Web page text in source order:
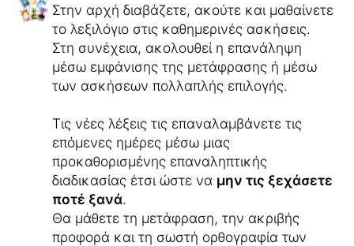
Στην αρχή διαβάζετε, ακούτε και μαθαίνετε
το λεξιλόγιο στις καθημερινές ασκήσεις.
Στη συνέχεια, ακολουθεί η επανάληψη
μέσω εμφάνισης της μετάφρασης ή μέσω
των ασκήσεων πολλαπλής επιλογής.
Τις νέες λέξεις τις επαναλαμβάνετε τις
επόμενες ημέρες μέσω μιας
προκαθορισμένης επαναληπτικής
διαδικασίας έτσι ώστε να μην τις ξεχάσετε
ποτέ ξανά.
Θα μάθετε τη μετάφραση, την ακριβής
προφορά και τη σωστή ορθογραφία των